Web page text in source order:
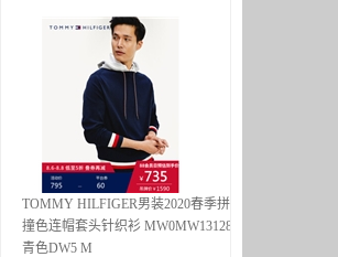
TOMMY HILFIGER男装2020春季拼接
撞色连帽套头针织衫 MW0MW13128 藏
青色DW5 M